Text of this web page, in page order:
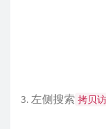
左侧搜索 拷贝